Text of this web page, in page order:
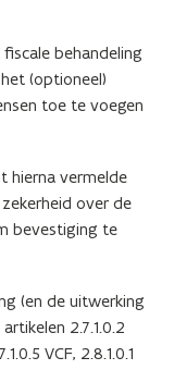
behandeling
(optioneel)
toe te voegen
hierna vermelde
over de
bevestiging te
(en de uitwerking
2.7.1.0.2
VCF, 2.8.1.0.1